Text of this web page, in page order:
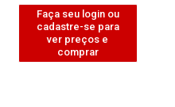
Faça seu login ou
cadastre-se para
ver preços e
comprar